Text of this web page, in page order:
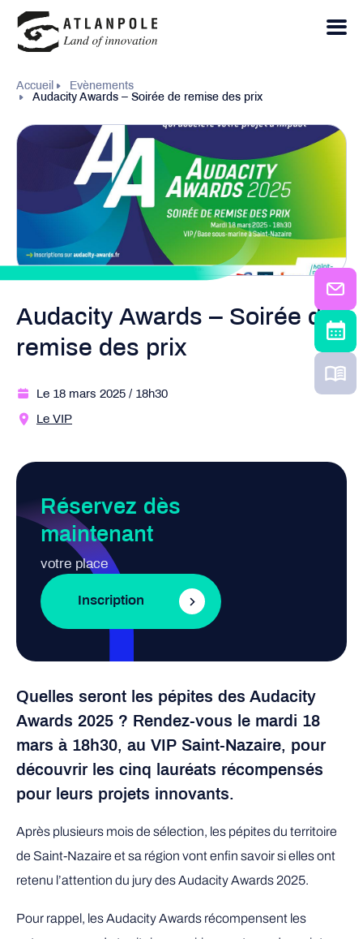
Accueil
Evènements
Audacity Awards – Soirée de remise des prix
Audacity Awards – Soirée de
remise des prix
Le 18 mars 2025 / 18h30
Le VIP
Réservez dès
maintenant
votre place
Inscription
Quelles seront les pépites des Audacity
Awards 2025 ? Rendez-vous le mardi 18
mars à 18h30, au VIP Saint-Nazaire, pour
découvrir les cinq lauréats récompensés
pour leurs projets innovants.
Après plusieurs mois de sélection, les pépites du territoire
de Saint-Nazaire et sa région vont enfin savoir si elles ont
retenu l’attention du jury des Audacity Awards 2025.
Pour rappel, les Audacity Awards récompensent les